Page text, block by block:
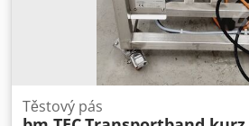
Těstový pás